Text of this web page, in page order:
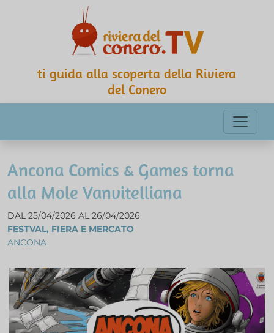
ti guida alla scoperta della Riviera
del Conero
Ancona Comics & Games torna
alla Mole Vanvitelliana
DAL 25/04/2026 AL 26/04/2026
FESTVAL, FIERA E MERCATO
ANCONA